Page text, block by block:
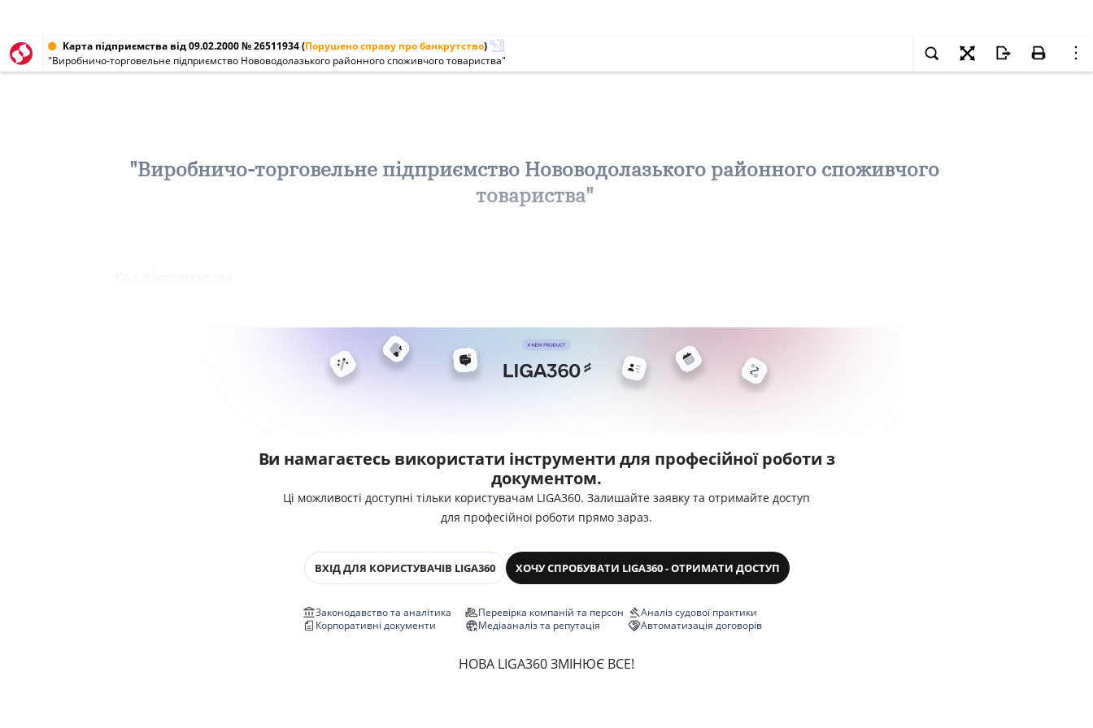
Карта підприємства від 09.02.2000 № 26511934(Порушено справу про банкрутство)
"Виробничо-торговельне підприємство Нововодолазького районного споживчого товариства"
"Виробничо-торговельне підприємство Нововодолазького районного споживчого
товариства"
Ви намагаєтесь використати інструменти для професійної роботи з
документом.
Ці можливості доступні тільки користувачам LIGA360. Залишайте заявку та отримайте доступ
для професійної роботи прямо зараз.
ВХІД ДЛЯ КОРИСТУВАЧІВ LIGA360 ХОЧУ СПРОБУВАТИ LIGA360 - ОТРИМАТИ ДОСТУП
Законодавство та аналітика
Корпоративні документи
Перевірка компаній та персон
Медіааналіз та репутація
Аналіз судової практики
Автоматизація договорів
НОВА LIGA360 ЗМІНЮЄ ВСЕ!